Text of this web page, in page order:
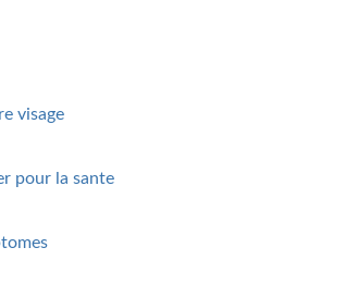
visage
pour la sante